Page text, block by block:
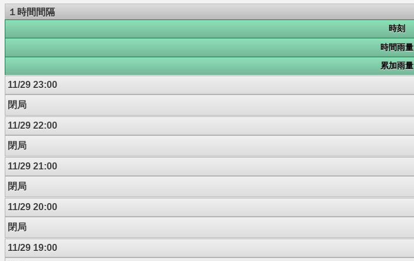
１時間間隔
時刻
時間雨量
累加雨量
11/29 23:00
閉局
11/29 22:00
閉局
11/29 21:00
閉局
11/29 20:00
閉局
11/29 19:00